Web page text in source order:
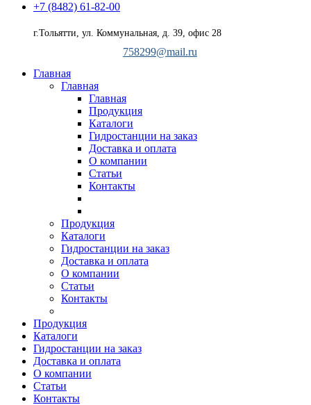
+7 (8482) 61-82-00
г.Тольятти, ул. Коммунальная, д. 39, офис 28
758299@mail.ru
Главная
Главная
Главная
Продукция
Каталоги
Гидростанции на заказ
Доставка и оплата
О компании
Статьи
Контакты
Продукция
Каталоги
Гидростанции на заказ
Доставка и оплата
О компании
Статьи
Контакты
Продукция
Каталоги
Гидростанции на заказ
Доставка и оплата
О компании
Статьи
Контакты